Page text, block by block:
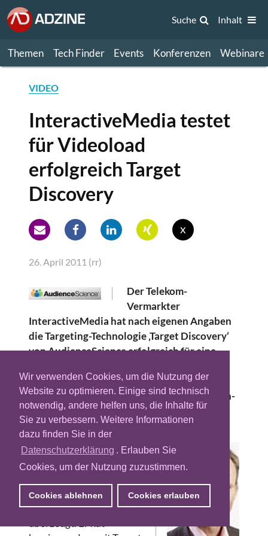
Wir verwenden Cookies, um die Nutzung der
Website zu optimieren. Einige sind technisch
notwendig, andere helfen uns, die Inhalte für
Sie zu verbessern. Weitere Informationen
dazu finden Sie in der
Datenschutzerklärung . Erlauben Sie
Cookies, um der Nutzung zuzustimmen.
Cookies ablehnen Cookies erlauben
Themen Tech Finder Events Konferenzen Webinare
Suche Inhalt
VIDEO
InteractiveMedia testet
für Videoload
erfolgreich Target
Discovery
x
26. April 2011 (rr)
Der Telekom-
Vermarkter
InteractiveMedia hat nach eigenen Angaben
die Targeting-Technologie ‚Target Discovery‘
von AudienceScience erfolgreich für eine
Telekomunternehmen, getestet. Dabei seien
bei einer konstant bleibenden Click-Through-
Rate (CTR) die Filmverkäufe um über 400
Prozent gesteigert worden.
Der Geschäftsführer
Marketing & Sales von
Bachér kommentiert:
"Der Test hat uns